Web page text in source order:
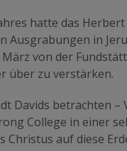
hatte das
Ausgrabungen in
von der
über zu verstärken.
Davids betrachten
College in einer
Christus auf diese